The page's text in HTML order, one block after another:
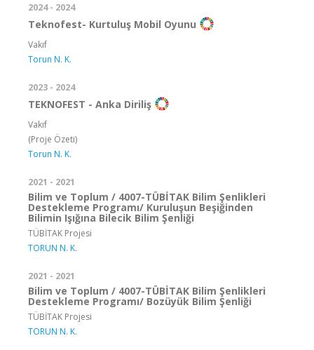
2024 - 2024
Teknofest- Kurtuluş Mobil Oyunu
Vakıf
Torun N. K.
2023 - 2024
TEKNOFEST - Anka Diriliş
Vakıf
(Proje Özeti)
Torun N. K.
2021 - 2021
Bilim ve Toplum / 4007-TÜBİTAK Bilim Şenlikleri
Destekleme Programı/ Kuruluşun Beşiğinden
Bilimin Işığına Bilecik Bilim Şenliği
TÜBİTAK Projesi
TORUN N. K.
2021 - 2021
Bilim ve Toplum / 4007-TÜBİTAK Bilim Şenlikleri
Destekleme Programı/ Bozüyük Bilim Şenliği
TÜBİTAK Projesi
TORUN N. K.